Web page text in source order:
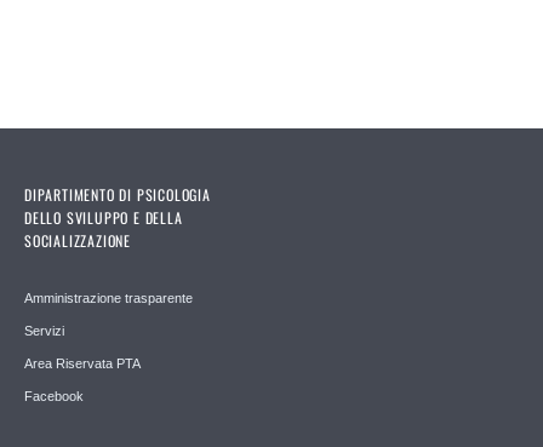
DIPARTIMENTO DI PSICOLOGIA
DELLO SVILUPPO E DELLA
SOCIALIZZAZIONE
Amministrazione trasparente
Servizi
Area Riservata PTA
Facebook